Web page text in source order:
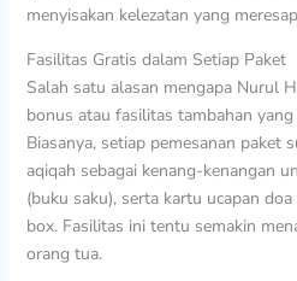
menyisakan kelezatan yang
Fasilitas Gratis dalam Setiap Paket
Salah satu alasan mengapa Nurul
bonus atau fasilitas tambahan
Biasanya, setiap pemesanan paket
aqiqah sebagai kenang-kenangan
(buku saku), serta kartu ucapan
box. Fasilitas ini tentu semakin
orang tua.